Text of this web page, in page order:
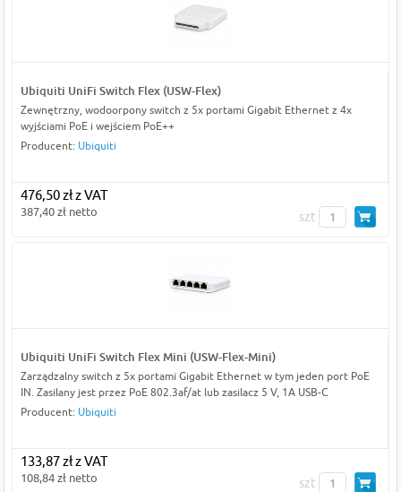
Ubiquiti UniFi Switch Flex (USW-Flex)
Zewnętrzny, wodoorpony switch z 5x portami Gigabit Ethernet z 4x
wyjściami PoE i wejściem PoE++
Producent: Ubiquiti
476,50 zł z VAT
387,40 zł netto szt
Ubiquiti UniFi Switch Flex Mini (USW-Flex-Mini)
Zarządzalny switch z 5x portami Gigabit Ethernet w tym jeden port PoE
IN. Zasilany jest przez PoE 802.3af/at lub zasilacz 5 V, 1A USB-C
Producent: Ubiquiti
133,87 zł z VAT
108,84 zł netto szt